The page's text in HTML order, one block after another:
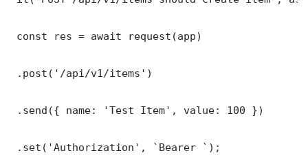
const res = await request(app)
.post('/api/v1/items')
.send({ name: 'Test Item', value: 100 })
.set('Authorization', `Bearer `);